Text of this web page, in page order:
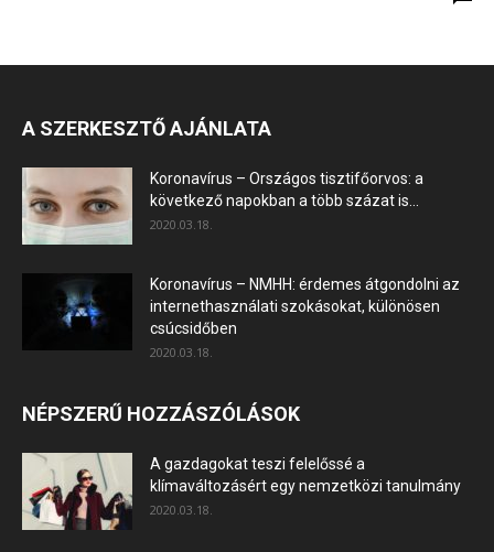
A SZERKESZTŐ AJÁNLATA
Koronavírus – Országos tisztifőorvos: a
következő napokban a több százat is...
2020.03.18.
Koronavírus – NMHH: érdemes átgondolni az
internethasználati szokásokat, különösen
csúcsidőben
2020.03.18.
NÉPSZERŰ HOZZÁSZÓLÁSOK
A gazdagokat teszi felelőssé a
klímaváltozásért egy nemzetközi tanulmány
2020.03.18.